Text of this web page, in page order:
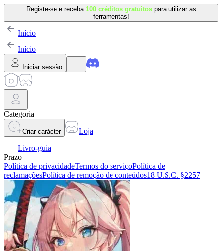
Registe-se e receba 100 créditos gratuitos para utilizar as
ferramentas!
Início
Início
Iniciar sessão
Categoria
Criar carácter
Loja
Livro-guia
Prazo
Política de privacidadeTermos do serviçoPolítica de
reclamaçõesPolítica de remoção de conteúdos18 U.S.C. §2257